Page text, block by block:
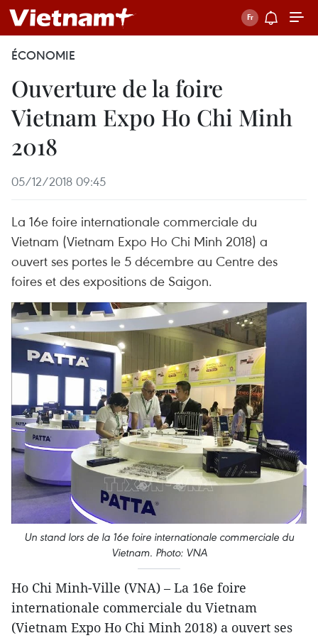
ÉCONOMIE
Ouverture de la foire
Vietnam Expo Ho Chi Minh
2018
05/12/2018 09:45
La 16e foire internationale commerciale du
Vietnam (Vietnam Expo Ho Chi Minh 2018) a
ouvert ses portes le 5 décembre au Centre des
foires et des expositions de Saigon.
Un stand lors de la 16e foire internationale commerciale du
Vietnam. Photo: VNA
Ho Chi Minh-Ville (VNA) – La 16e foire
internationale commerciale du Vietnam
(Vietnam Expo Ho Chi Minh 2018) a ouvert ses